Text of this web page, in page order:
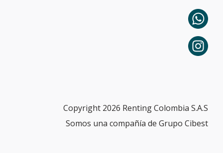
Copyright 2026 Renting Colombia S.A.S
Somos una compañía de Grupo Cibest